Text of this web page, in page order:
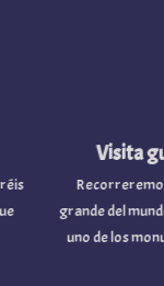
Visita
Recorreremos
grande del mundo.
uno de los